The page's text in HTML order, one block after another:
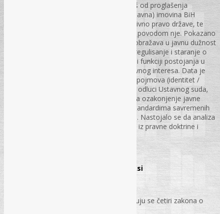
Pitanje javne imovine BiH nije riješeno još od proglašenja
nezavisnosti države. U analizi je javna (državna) imovina BiH
predstavljena kao privatno i javno subjektivno pravo države, te
pravni odnosi između države i pojedinaca povodom nje. Pokazano
je da se ovo njeno subjektivno pravo preobražava u javnu dužnost
posredstvom javnog interesa – zakonito regulisanje i staranje o
javnoj imovini. Jer, država po svojoj misiji i funkciji postojanja u
globalnom društvu se smatra čuvarom javnog interesa. Data je
pravna kritika nekonzistentnog korištenja pojmova (identitet /
kontinuitet države, javno dobro i drugo) u odluci Ustavnog suda,
broj 1/11. Na kraju su predložene mjere za ozakonjenje javne
imovine i upravljanje njome u skladu sa standardima savremenih
razvijenih država EU i država iz susjedstva. Nastojalo se da analiza
bude adekvatno argumentovana izvorima iz pravne doktrine i
Utvrđivanje imovine izvršenika u praksi
Na teritoriji Bosne i Hercegovine primjenjuju se četiri zakona o